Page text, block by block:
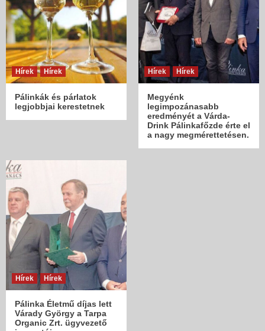
Hírek Hírek
Pálinkák és párlatok
legjobbjai kerestetnek
Hírek Hírek
Megyénk
legimpozánasabb
eredményét a Várda-
Drink Pálinkafőzde érte el
a nagy megmérettetésen.
Hírek Hírek
Pálinka Életmű díjas lett
Várady György a Tarpa
Organic Zrt. ügyvezető